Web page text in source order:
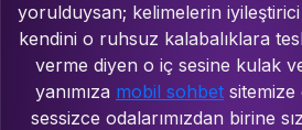
yorulduysan; kelimelerin
kendini o ruhsuz kalabalıklara
verme diyen o iç sesine kulak
yanımıza mobil sohbet
sessizce odalarımızdan birine